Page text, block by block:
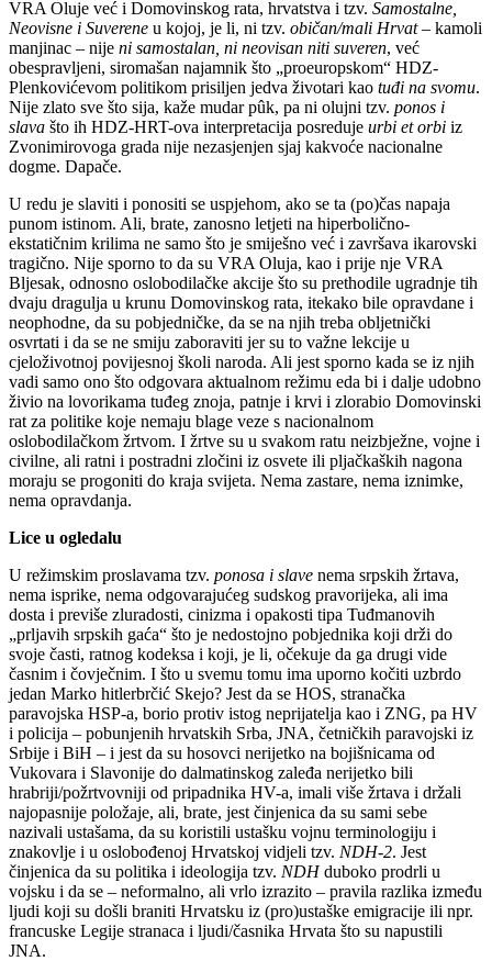
VRA Oluje već i Domovinskog rata, hrvatstva i tzv. Samostalne,
Neovisne i Suverene u kojoj, je li, ni tzv. običan/mali Hrvat– kamoli
manjinac – nije ni samostalan, ni neovisan niti suveren, već
obespravljeni, siromašan najamnik što „proeuropskom“ HDZ-
Plenkovićevom politikom prisiljen jedva životari kao tuđi na svomu.
Nije zlato sve što sija, kaže mudar pûk, pa ni olujni tzv. ponos i
slava što ih HDZ-HRT-ova interpretacija posreduje urbi et orbi iz
Zvonimirovoga grada nije nezasjenjen sjaj kakvoće nacionalne
dogme. Dapače.
U redu je slaviti i ponositi se uspjehom, ako se ta (po)čas napaja
punom istinom. Ali, brate, zanosno letjeti na hiperbolično-
ekstatičnim krilima ne samo što je smiješno već i završava ikarovski
tragično. Nije sporno to da su VRA Oluja, kao i prije nje VRA
Bljesak, odnosno oslobodilačke akcije što su prethodile ugradnje tih
dvaju dragulja u krunu Domovinskog rata, itekako bile opravdane i
neophodne, da su pobjedničke, da se na njih treba obljetnički
osvrtati i da se ne smiju zaboraviti jer su to važne lekcije u
cjeloživotnoj povijesnoj školi naroda. Ali jest sporno kada se iz njih
vadi samo ono što odgovara aktualnom režimu eda bi i dalje udobno
živio na lovorikama tuđeg znoja, patnje i krvi i zlorabio Domovinski
rat za politike koje nemaju blage veze s nacionalnom
oslobodilačkom žrtvom. I žrtve su u svakom ratu neizbježne, vojne i
civilne, ali ratni i postradni zločini iz osvete ili pljačkaških nagona
moraju se progoniti do kraja svijeta. Nema zastare, nema iznimke,
nema opravdanja.
Lice u ogledalu
U režimskim proslavama tzv. ponosa i slave nema srpskih žrtava,
nema isprike, nema odgovarajućeg sudskog pravorijeka, ali ima
dosta i previše zluradosti, cinizma i opakosti tipa Tuđmanovih
„prljavih srpskih gaća“ što je nedostojno pobjednika koji drži do
svoje časti, ratnog kodeksa i koji, je li, očekuje da ga drugi vide
časnim i čovječnim. I što u svemu tomu ima uporno kočiti uzbrdo
jedan Marko hitlerbrčić Skejo? Jest da se HOS, stranačka
paravojska HSP-a, borio protiv istog neprijatelja kao i ZNG, pa HV
i policija – pobunjenih hrvatskih Srba, JNA, četničkih paravojski iz
Srbije i BiH – i jest da su hosovci nerijetko na bojišnicama od
Vukovara i Slavonije do dalmatinskog zaleđa nerijetko bili
hrabriji/požrtvovniji od pripadnika HV-a, imali više žrtava i držali
najopasnije položaje, ali, brate, jest činjenica da su sami sebe
nazivali ustašama, da su koristili ustašku vojnu terminologiju i
znakovlje i u oslobođenoj Hrvatskoj vidjeli tzv. NDH-2. Jest
činjenica da su politika i ideologija tzv. NDHduboko prodrli u
vojsku i da se – neformalno, ali vrlo izrazito – pravila razlika između
ljudi koji su došli braniti Hrvatsku iz (pro)ustaške emigracije ili npr.
francuske Legije stranaca i ljudi/časnika Hrvata što su napustili
JNA.